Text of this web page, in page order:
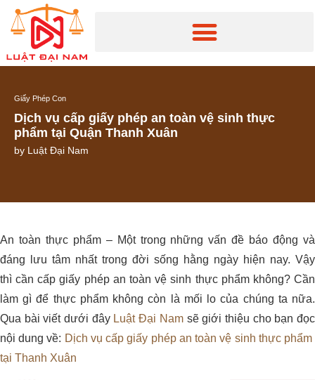
Giấy Phép Con
Dịch vụ cấp giấy phép an toàn vệ sinh thực
phẩm tại Quận Thanh Xuân
by Luật Đại Nam
An toàn thực phẩm – Một trong những vấn đề báo động và
đáng lưu tâm nhất trong đời sống hằng ngày hiện nay. Vậy
thì cần cấp giấy phép an toàn vệ sinh thực phẩm không? Cần
làm gì để thực phẩm không còn là mối lo của chúng ta nữa.
Qua bài viết dưới đây Luật Đại Namsẽ giới thiệu cho bạn đọc
nội dung về: Dịch vụ cấp giấy phép an toàn vệ sinh thực phẩm
tại Thanh Xuân